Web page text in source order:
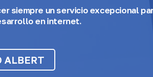
siempre un servicio excepcional
en internet.
ALBERT